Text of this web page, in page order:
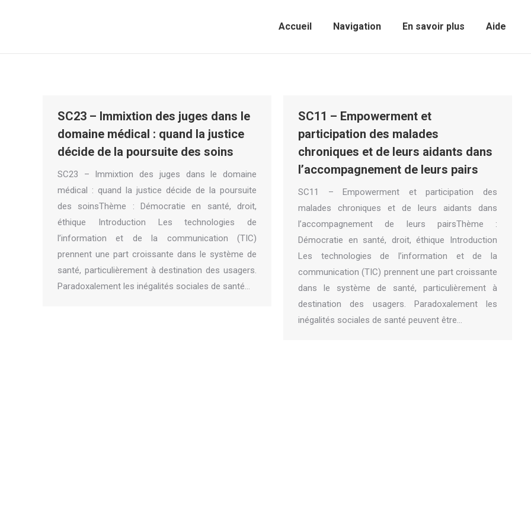
Accueil Navigation En savoir plus Aide
SC23 – Immixtion des juges dans le
domaine médical : quand la justice
décide de la poursuite des soins
SC23 – Immixtion des juges dans le domaine
médical : quand la justice décide de la poursuite
des soinsThème : Démocratie en santé, droit,
éthique Introduction Les technologies de
l’information et de la communication (TIC)
prennent une part croissante dans le système de
santé, particulièrement à destination des usagers.
Paradoxalement les inégalités sociales de santé…
SC11 – Empowerment et
participation des malades
chroniques et de leurs aidants dans
l’accompagnement de leurs pairs
SC11 – Empowerment et participation des
malades chroniques et de leurs aidants dans
l’accompagnement de leurs pairsThème :
Démocratie en santé, droit, éthique Introduction
Les technologies de l’information et de la
communication (TIC) prennent une part croissante
dans le système de santé, particulièrement à
destination des usagers. Paradoxalement les
inégalités sociales de santé peuvent être…